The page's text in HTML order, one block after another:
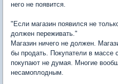
него не появится.
"Если магазин появился не
должен переживать."
Магазин ничего не должен.
бы продать. Покупатели в массе
покупают не думая. Многие
несамоплодным.